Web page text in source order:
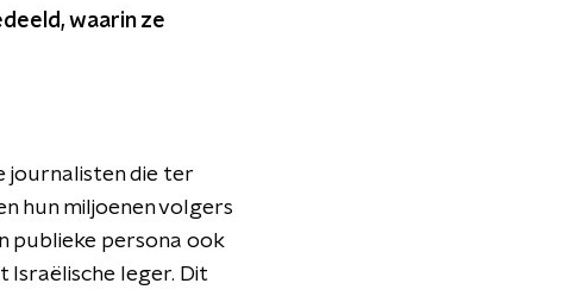
waarin ze
journalisten die ter
hun miljoenen volgers
publieke persona ook
Israëlische leger. Dit